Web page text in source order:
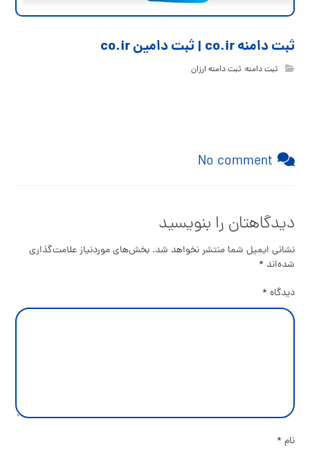
ثبت دامنه co.ir | ثبت دامین co.ir
ثبت دامنه, ثبت دامنه ارزان
No comment
دیدگاهتان را بنویسید
نشانی ایمیل شما منتشر نخواهد شد. بخش‌های موردنیاز علامت‌گذاری
شده‌اند*
دیدگاه*
نام*